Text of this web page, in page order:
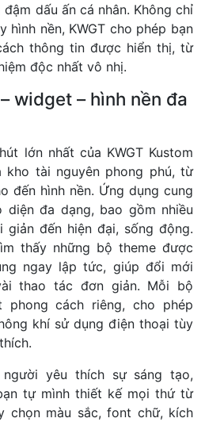
dấu ấn cá nhân. Không chỉ
hình nền, KWGT cho phép bạn
thông tin được hiển thị, từ
độc nhất vô nhị.
widget – hình nền đa
lớn nhất của KWGT Kustom
kho tài nguyên phong phú, từ
đến hình nền. Ứng dụng cung
đa dạng, bao gồm nhiều
đến hiện đại, sống động.
thấy những bộ theme được
ngay lập tức, giúp đổi mới
thao tác đơn giản. Mỗi bộ
phong cách riêng, cho phép
khí sử dụng điện thoại tùy
yêu thích sự sáng tạo,
tự mình thiết kế mọi thứ từ
chọn màu sắc, font chữ, kích